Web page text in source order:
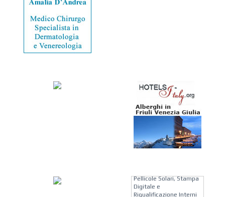
Pellicole Solari, Stampa
Digitale e
Riqualificazione Interni